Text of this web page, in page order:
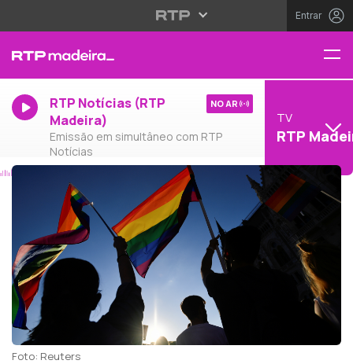
Entrar
RTP Notícias (RTP
Madeira)
Emissão em simultâneo com RTP
Notícias
NO AR
TV
RTP
Foto: Reuters